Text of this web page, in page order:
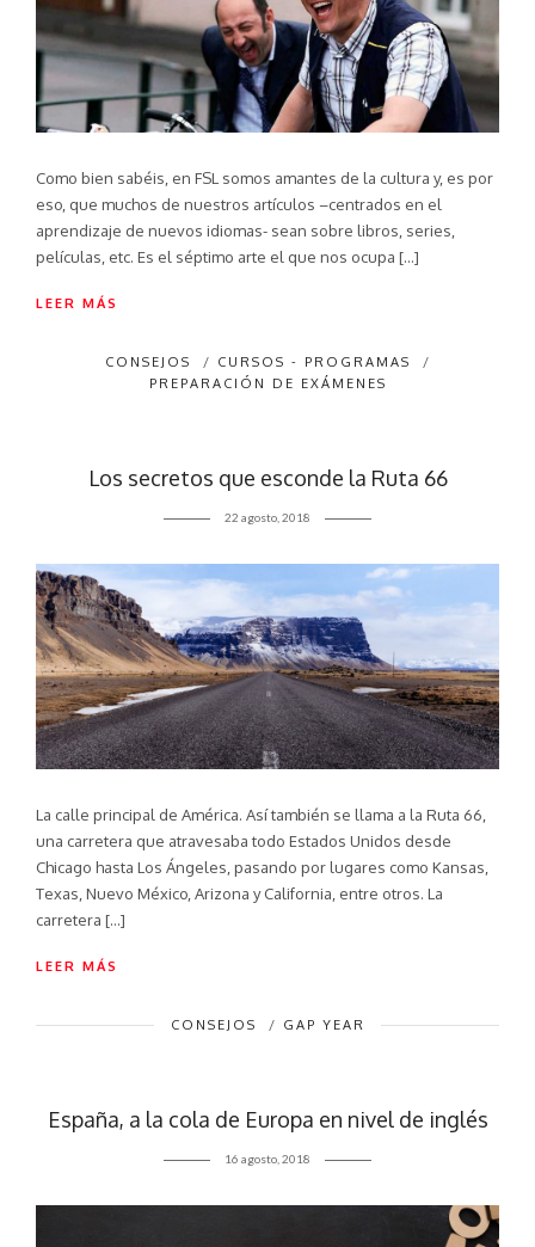
Como bien sabéis, en FSL somos amantes de la cultura y, es por
eso, que muchos de nuestros artículos –centrados en el
aprendizaje de nuevos idiomas- sean sobre libros, series,
películas, etc. Es el séptimo arte el que nos ocupa […]
LEER MÁS
CONSEJOS / CURSOS - PROGRAMAS
/
PREPARACIÓN DE EXÁMENES
Los secretos que esconde la Ruta 66
22 agosto, 2018
La calle principal de América. Así también se llama a la Ruta 66,
una carretera que atravesaba todo Estados Unidos desde
Chicago hasta Los Ángeles, pasando por lugares como Kansas,
Texas, Nuevo México, Arizona y California, entre otros. La
carretera […]
LEER MÁS
CONSEJOS / GAP YEAR
España, a la cola de Europa en nivel de inglés
16 agosto, 2018